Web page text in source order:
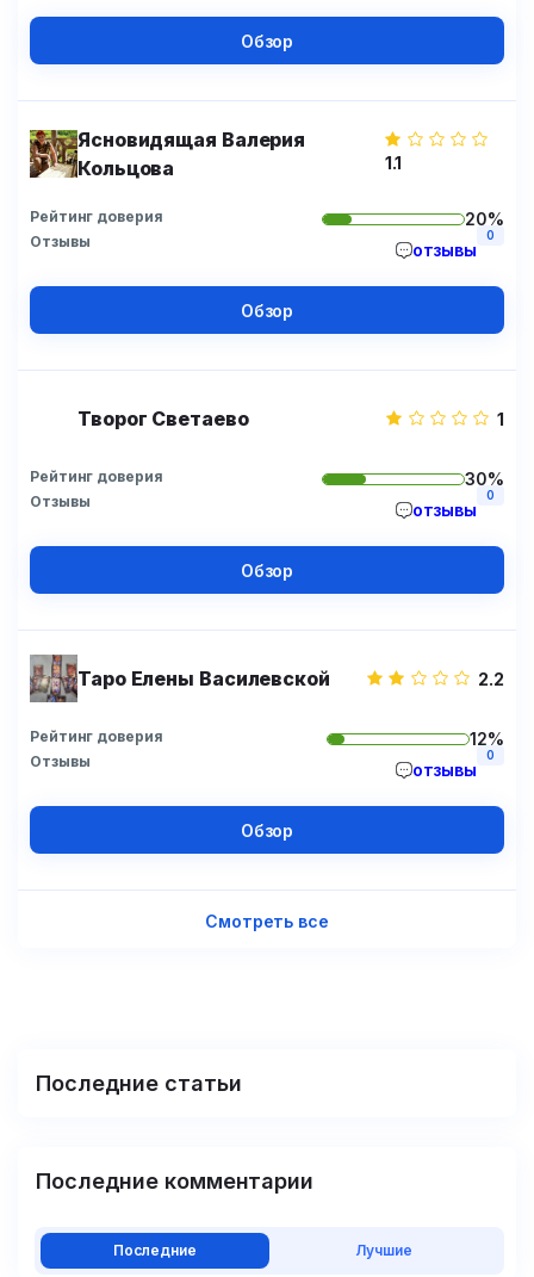
Обзор
Ясновидящая Валерия
Кольцова
1.1
Рейтинг доверия 20%
Отзывы отзывы
0
Обзор
Творог Светаево 1
Рейтинг доверия 30%
Отзывы отзывы
0
Обзор
Таро Елены Василевской 2.2
Рейтинг доверия 12%
Отзывы отзывы
0
Обзор
Смотреть все
Последние статьи
Последние комментарии
Последние Лучшие